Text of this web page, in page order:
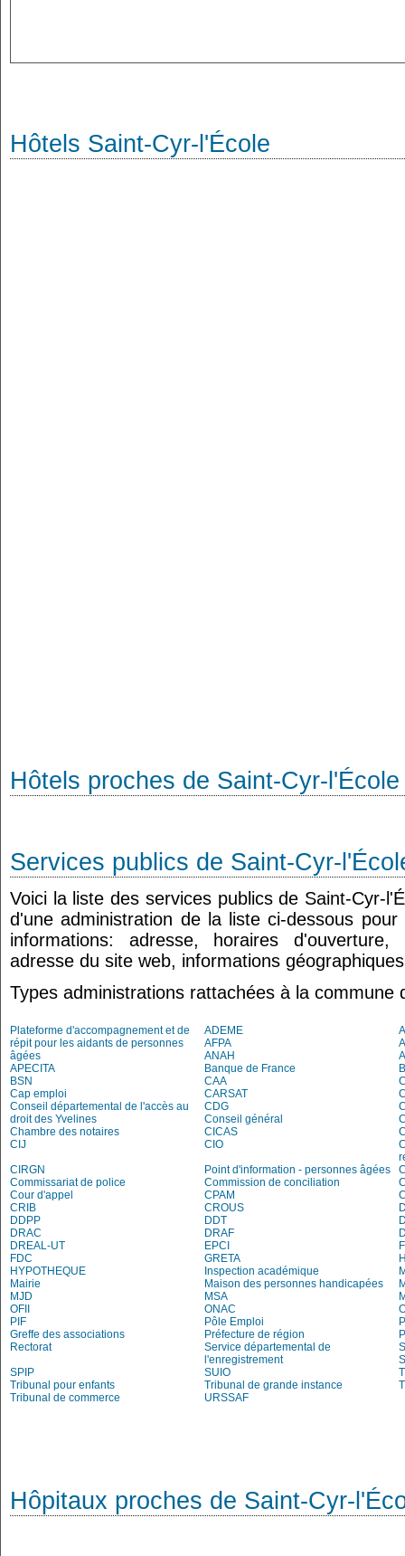
Hôtels Saint-Cyr-l'École
Hôtels proches de Saint-Cyr-l'École
Services publics de Saint-Cyr-
Voici la liste des services publics de Saint-Cyr-
d'une administration de la liste ci-dessous
informations: adresse, horaires
adresse du site web, informations
Types administrations rattachées à la commune
Plateforme d'accompagnement et de
répit pour les aidants de personnes
âgées
ADEME
AFPA
ANAH
APECITA
Banque de France
BSN
CAA
Cap emploi
CARSAT
Conseil départemental de l'accès au
droit des Yvelines
CDG
Conseil général
Chambre des notaires
CICAS
CIJ
CIO
CIRGN
Point d'information - personnes âgées
Commissariat de police
Commission de conciliation
Cour d'appel
CPAM
CRIB
CROUS
DDPP
DDT
DRAC
DRAF
DREAL-UT
EPCI
FDC
GRETA
HYPOTHEQUE
Inspection académique
Mairie
Maison des personnes handicapées
MJD
MSA
OFII
ONAC
PIF
Pôle Emploi
Greffe des associations
Préfecture de région
Rectorat
Service départemental de
l'enregistrement
SPIP
SUIO
Tribunal pour enfants
Tribunal de grande instance
Tribunal de commerce
URSSAF
Hôpitaux proches de Saint-Cyr-